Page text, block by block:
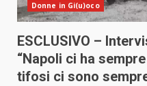
Donne in Gi(u)oco
ESCLUSIVO –
“Napoli ci ha
tifosi ci sono